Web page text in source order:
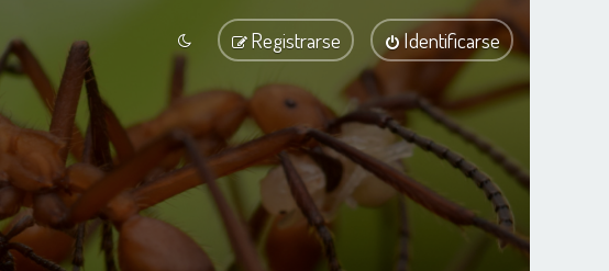
Identificarse
Registrarse